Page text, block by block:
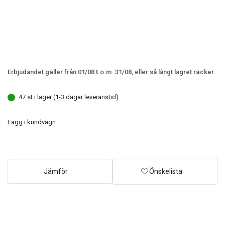
Erbjudandet gäller från 01/08 t.o.m. 31/08, eller så långt lagret räcker.
47 st i lager (1-3 dagar leveranstid)
Lägg i kundvagn
Jämför Önskelista